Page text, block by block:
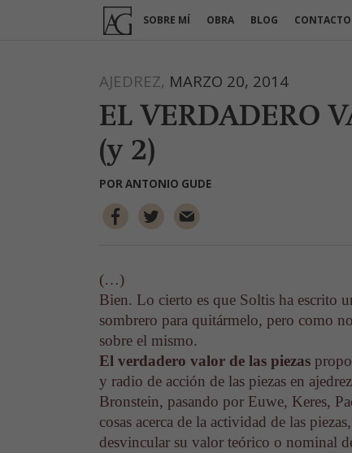
SOBRE MÍ OBRA BLOG CONTACTO
AJEDREZ, MARZO 20, 2014
EL VERDADERO
(y 2)
PORANTONIO GUDE
(…)
Bien. Lo cierto es que Soltis ha escrito
sombrero para quitármelo, pero como
sobre el mismo.
El verdadero valor de las piezas
y radio de acción de las piezas en
Bronstein, pasando por Euwe, Keres,
cosas acerca de la actividad de las
desvincular su valor teórico o nominal